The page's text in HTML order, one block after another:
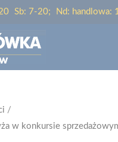
Sb: 7-20; Nd: handlowa:
/
w konkursie